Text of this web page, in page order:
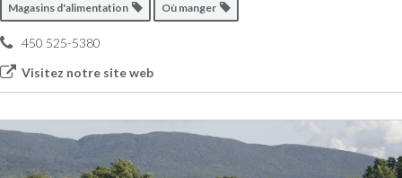
Magasins d'alimentation Où manger
450 525-5380
Visitez notre site web